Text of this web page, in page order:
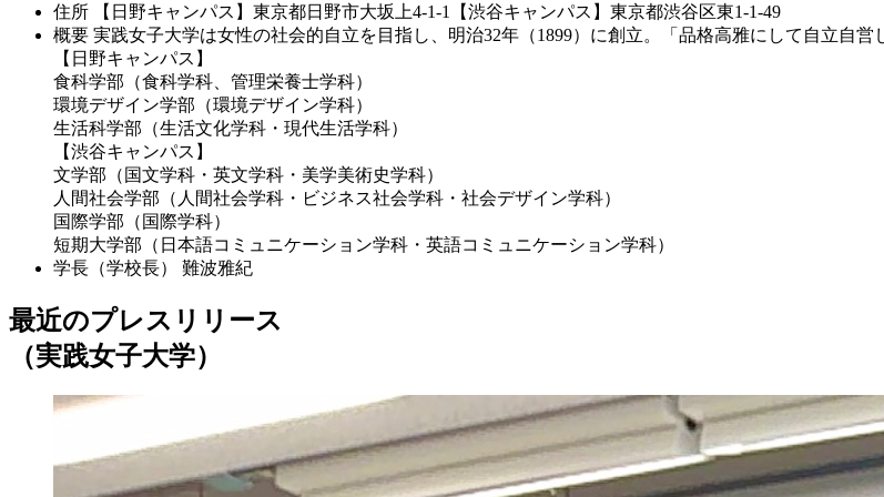
住所
【日野キャンパス】東京都日野市大坂上4-1-1【渋谷キャンパス】東京都渋谷区東1-1-49
概要 実践女子大学は女性の社会的自立を目指し、明治32年（1899）に創立。「品格高雅にして自立自営
【日野キャンパス】
食科学部（食科学科、管理栄養士学科）
環境デザイン学部（環境デザイン学科）
生活科学部（生活文化学科・現代生活学科）
【渋谷キャンパス】
文学部（国文学科・英文学科・美学美術史学科）
人間社会学部（人間社会学科・ビジネス社会学科・社会デザイン学科）
国際学部（国際学科）
短期大学部（日本語コミュニケーション学科・英語コミュニケーション学科）
学長（学校長）
難波雅紀
最近のプレスリリース
（実践女子大学）